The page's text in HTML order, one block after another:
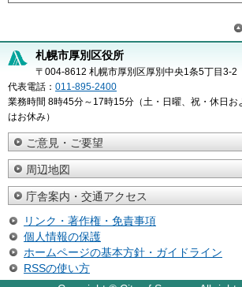
札幌市厚別区役所
〒004-8612 札幌市厚別区厚別中央1条5丁目3-2
代表電話： 011-895-2400
業務時間 8時45分～17時15分（土・日曜、祝・休日お
はお休み）
ご意見・ご要望
周辺地図
庁舎案内・交通アクセス
リンク・著作権・免責事項
個人情報の保護
ホームページの基本方針・ガイドライン
RSSの使い方